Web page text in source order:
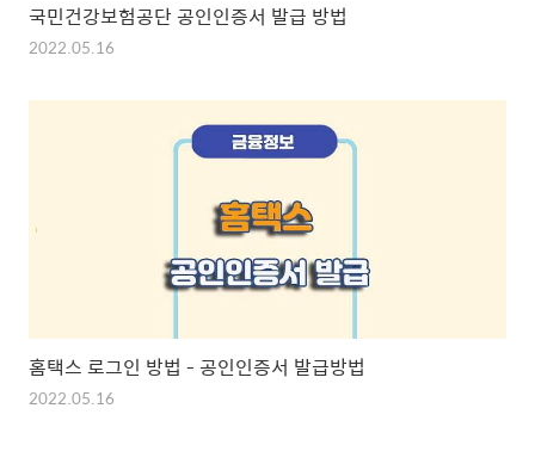
국민건강보험공단 공인인증서 발급 방법
2022.05.16
홈택스 로그인 방법 - 공인인증서 발급방법
2022.05.16